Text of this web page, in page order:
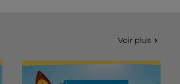
Voir plus